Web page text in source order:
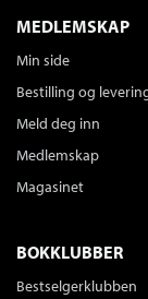
MEDLEMSKAP
Min side
Bestilling og
Meld deg inn
Medlemskap
Magasinet
BOKKLUBBER
Bestselgerklubben